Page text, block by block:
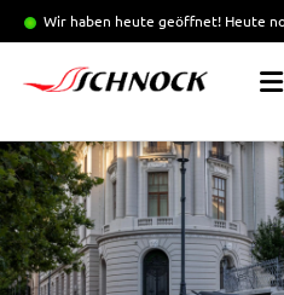
Wir haben heute geöffnet! Heute